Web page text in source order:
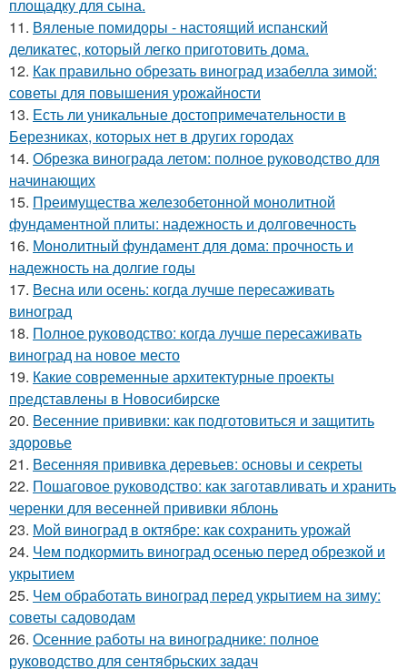
площадку для сына.
11. Вяленые помидоры - настоящий испанский
деликатес, который легко приготовить дома.
12. Как правильно обрезать виноград изабелла зимой:
советы для повышения урожайности
13. Есть ли уникальные достопримечательности в
Березниках, которых нет в других городах
14. Обрезка винограда летом: полное руководство для
начинающих
15. Преимущества железобетонной монолитной
фундаментной плиты: надежность и долговечность
16. Монолитный фундамент для дома: прочность и
надежность на долгие годы
17. Весна или осень: когда лучше пересаживать
виноград
18. Полное руководство: когда лучше пересаживать
виноград на новое место
19. Какие современные архитектурные проекты
представлены в Новосибирске
20. Весенние прививки: как подготовиться и защитить
здоровье
21. Весенняя прививка деревьев: основы и секреты
22. Пошаговое руководство: как заготавливать и хранить
черенки для весенней прививки яблонь
23. Мой виноград в октябре: как сохранить урожай
24. Чем подкормить виноград осенью перед обрезкой и
укрытием
25. Чем обработать виноград перед укрытием на зиму:
советы садоводам
26. Осенние работы на винограднике: полное
руководство для сентябрьских задач